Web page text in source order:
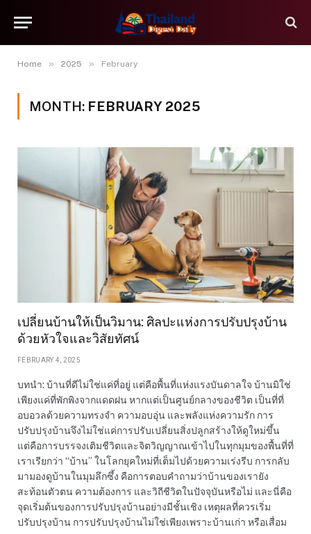
Home » 2025 » February
MONTH: FEBRUARY 2025
เปลี่ยนบ้านให้เป็นวิมาน: ศิลปะแห่งการปรับปรุงบ้าน
ด้วยหัวใจและวิสัยทัศน์
FEBRUARY 4, 2025
บทนำ: บ้านที่ดีไม่ใช่แค่ที่อยู่ แต่คือพื้นที่แห่งแรงบันดาลใจ บ้านมิใช่
เพียงแค่ที่พักพิงจากแดดฝน หากแต่เป็นศูนย์กลางของชีวิต เป็นที่ที่
อบอวลด้วยความทรงจำ ความอบอุ่น และพลังแห่งความรัก การ
ปรับปรุงบ้านจึงไม่ใช่แค่การปรับเปลี่ยนสิ่งปลูกสร้างให้ดูใหม่ขึ้น
แต่คือการบรรจงเติมชีวิตและจิตวิญญาณเข้าไปในทุกมุมของพื้นที่ที่
เราเรียกว่า “บ้าน” ในโลกยุคใหม่ที่เต็มไปด้วยความเร่งรีบ การกลับ
มามองดูบ้านในมุมลึกซึ้ง คือการตอบคำถามว่าบ้านของเรายัง
สะท้อนตัวตน ความต้องการ และวิถีชีวิตในปัจจุบันหรือไม่ และนี่คือ
จุดเริ่มต้นของการปรับปรุงบ้านอย่างมีชั้นเชิง เหตุผลที่ควรเริ่ม
ปรับปรุงบ้าน การปรับปรุงบ้านไม่ใช่เพียงเพราะบ้านเก่า หรือเสื่อม